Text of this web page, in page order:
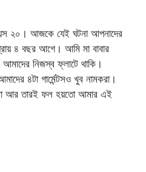
২০। আজকে যেই ঘটনা আপনাদের
৪ বছর আগে। আমি মা বাবার
নিজস্ব ফ্লাটে থাকি।
৪টা গার্মেন্টসও খুব নামকরা।
আর তারই ফল হয়তো আমার এই